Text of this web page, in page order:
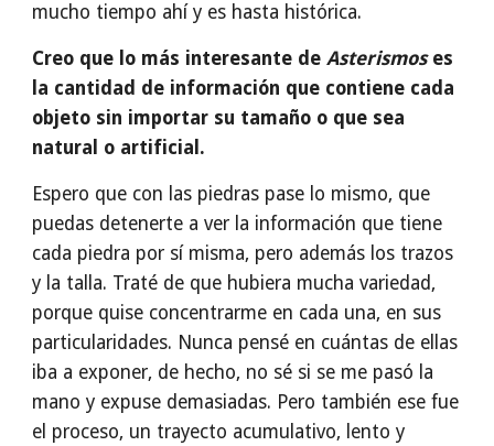
mucho tiempo ahí y es hasta histórica.
Creo que lo más interesante deAsterismoses
la cantidad de información que contiene cada
objeto sin importar su tamaño o que sea
natural o artificial.
Espero que con las piedras pase lo mismo, que
puedas detenerte a ver la información que tiene
cada piedra por sí misma, pero además los trazos
y la talla. Traté de que hubiera mucha variedad,
porque quise concentrarme en cada una, en sus
particularidades. Nunca pensé en cuántas de ellas
iba a exponer, de hecho, no sé si se me pasó la
mano y expuse demasiadas. Pero también ese fue
el proceso, un trayecto acumulativo, lento y